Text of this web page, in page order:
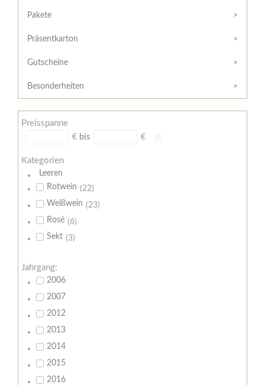
/
Widerrufsformular
AGB
Zahlungsbedingungen
Meine
Pakete
Präsentkarton
Gutscheine
Besonderheiten
Preisspanne
€ bis €
Kategorien
Leeren
Rotwein (22)
Weißwein (23)
Rosé (6)
Sekt (3)
Jahrgang:
2006
2007
2012
2013
2014
2015
2016